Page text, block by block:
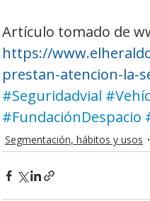
Artículo tomado de
https://
prestan-atencion-la-
#Seguridadvial
#FundaciónDespacio
Segmentación, hábitos y usos